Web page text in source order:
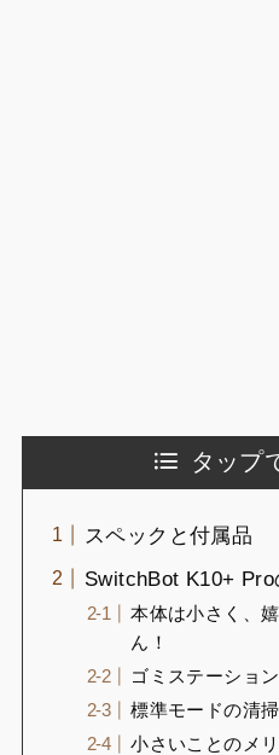
タップ
スペックと付属品
SwitchBot K10+
本体は小さく、
ん！
ゴミステーショ
標準モードの清
小さいことのメ